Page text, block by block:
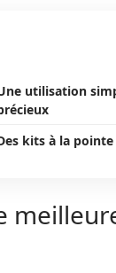
utilisation
kits à la